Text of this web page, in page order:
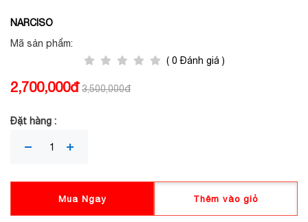
NARCISO
Mã sản phẩm:
( 0 Đánh giá )
2,700,000đ 3,500,000đ
Đặt hàng :
Mua Ngay Thêm vào giỏ